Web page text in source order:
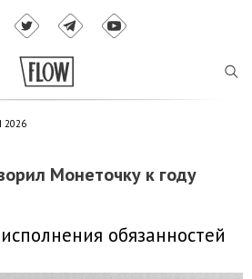
Монеточку к году
обязанностей